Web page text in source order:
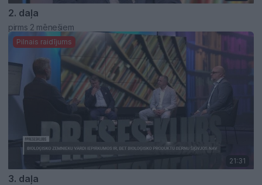
2. daļa
pirms 2 mēnešiem
Pilnais raidījums
21:31
3. daļa